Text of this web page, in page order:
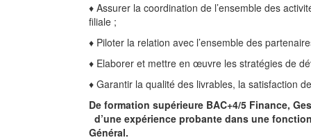
♦ Assurer la coordination de l’ensemble des
filiale ;
♦ Piloter la relation avec l’ensemble des
♦ Elaborer et mettre en œuvre les stratégies de
♦ Garantir la qualité des livrables, la satisfaction
De formation supérieure BAC+4/5 Finance,
d’une expérience probante dans une
Général.